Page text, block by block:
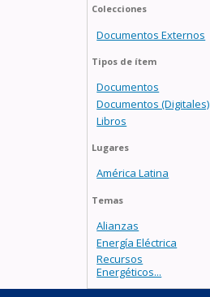
Colecciones
Documentos Externos
Tipos de ítem
Documentos
Documentos (Digitales)
Libros
Lugares
América Latina
Temas
Alianzas
Energía Eléctrica
Recursos
Energéticos...